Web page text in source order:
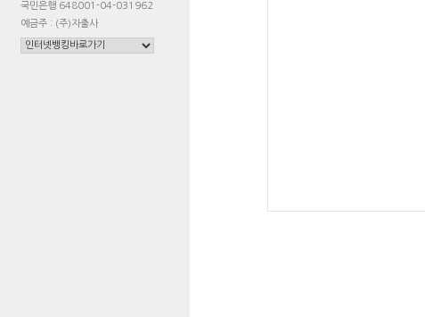
국민은행 648001-04-031962
예금주 : (주)자출사